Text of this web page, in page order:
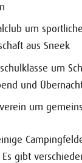
um
aus Sneek
um
und
um
Es gibt